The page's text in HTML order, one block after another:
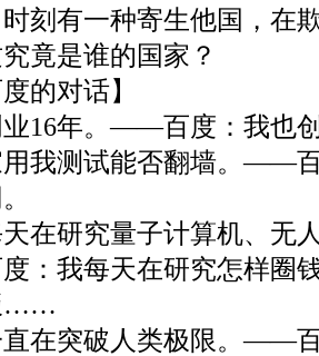
刻有一种寄生他国，在
竟是谁的国家？
的对话】
业16年。——百度：我也
用我测试能否翻墙。——
在研究量子计算机、无
：我每天在研究怎样圈
……
直在突破人类极限。——